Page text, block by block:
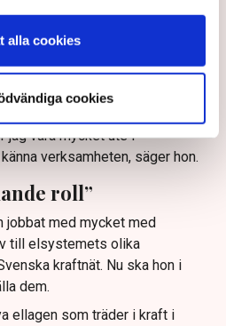
alla cookies
cookies
brett och viktigt ansvar. Och
menar Maja Lundbäck.
sig för vintern är ju förstås
omvärldsläget utvecklar sig.
jag vara mycket ute i
verksamheten, säger hon.
roll”
jobbat med mycket med
till elsystemets olika
kraftnät. Nu ska hon i
dem.
ellagen som träder i kraft i